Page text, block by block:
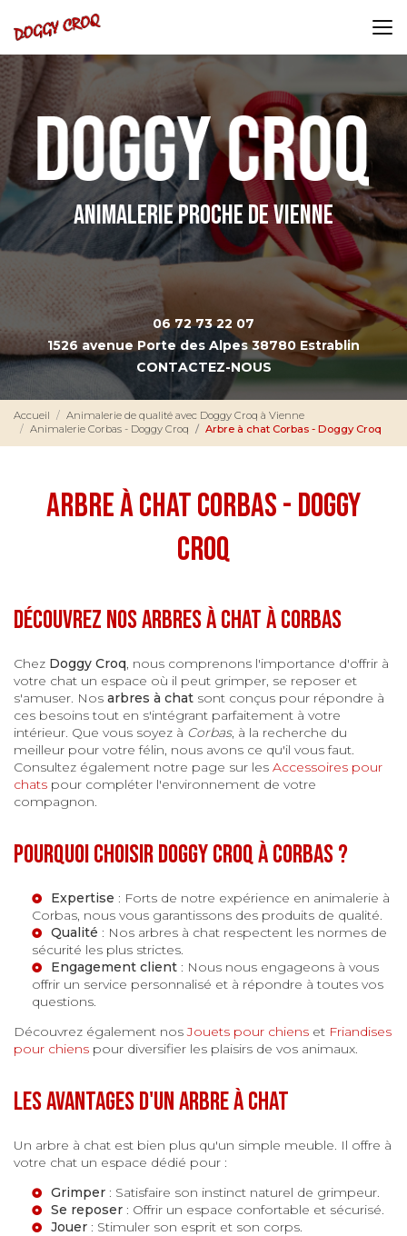
au
contenu
principal
Animalerie proche de Vienne
06 72 73 22 07
1526 avenue Porte des Alpes 38780 Estrablin
CONTACTEZ-NOUS
Accueil
Animalerie de qualité avec Doggy Croq à Vienne
Animalerie Corbas - Doggy Croq
Arbre à chat Corbas - Doggy Croq
Arbre à chat Corbas - Doggy
Croq
Découvrez nos arbres à chat à Corbas
Chez Doggy Croq, nous comprenons l'importance d'offrir à
votre chat un espace où il peut grimper, se reposer et
s'amuser. Nos arbres à chat sont conçus pour répondre à
ces besoins tout en s'intégrant parfaitement à votre
intérieur. Que vous soyez à Corbas, à la recherche du
meilleur pour votre félin, nous avons ce qu'il vous faut.
Consultez également notre page sur les Accessoires pour
chats pour compléter l'environnement de votre
compagnon.
Pourquoi choisir Doggy Croq à Corbas ?
Expertise : Forts de notre expérience en animalerie à
Corbas, nous vous garantissons des produits de qualité.
Qualité : Nos arbres à chat respectent les normes de
sécurité les plus strictes.
Engagement client : Nous nous engageons à vous
offrir un service personnalisé et à répondre à toutes vos
questions.
Découvrez également nosJouets pour chiens et Friandises
pour chiens pour diversifier les plaisirs de vos animaux.
Les avantages d'un arbre à chat
Un arbre à chat est bien plus qu'un simple meuble. Il offre à
votre chat un espace dédié pour :
Grimper : Satisfaire son instinct naturel de grimpeur.
Se reposer : Offrir un espace confortable et sécurisé.
Jouer : Stimuler son esprit et son corps.